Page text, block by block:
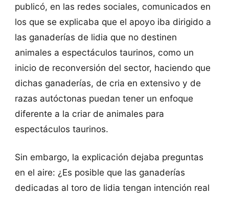
publicó, en las redes sociales, comunicados en
los que se explicaba que el apoyo iba dirigido a
las ganaderías de lidia que no destinen
animales a espectáculos taurinos, como un
inicio de reconversión del sector, haciendo que
dichas ganaderías, de cria en extensivo y de
razas autóctonas puedan tener un enfoque
diferente a la criar de animales para
espectáculos taurinos.
Sin embargo, la explicación dejaba preguntas
en el aire: ¿Es posible que las ganaderías
dedicadas al toro de lidia tengan intención real